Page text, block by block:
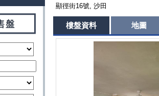
顯徑街16號, 沙田
樓盤資料 地圖